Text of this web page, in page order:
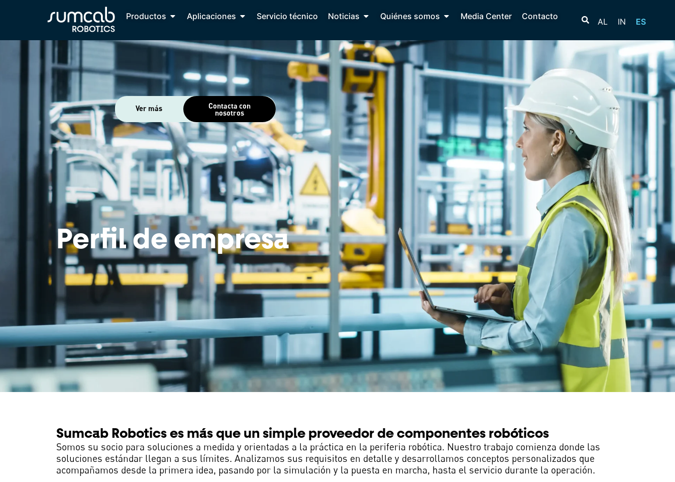
Productos Aplicaciones Servicio técnico Noticias Quiénes somos Media Center Contacto
AL IN ES
Ver más Contacta con
nosotros
Perfil de empresa
Sumcab Robotics es más que un simple proveedor de componentes robóticos
Somos su socio para soluciones a medida y orientadas a la práctica en la periferia robótica. Nuestro trabajo comienza donde las
soluciones estándar llegan a sus límites. Analizamos sus requisitos en detalle y desarrollamos conceptos personalizados que
acompañamos desde la primera idea, pasando por la simulación y la puesta en marcha, hasta el servicio durante la operación.